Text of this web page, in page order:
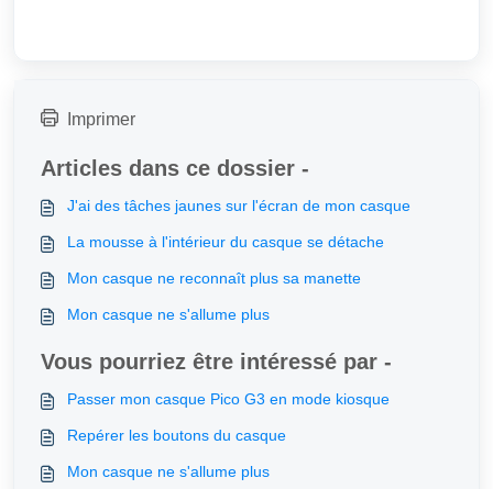
Imprimer
Articles dans ce dossier -
J'ai des tâches jaunes sur l'écran de mon casque
La mousse à l'intérieur du casque se détache
Mon casque ne reconnaît plus sa manette
Mon casque ne s'allume plus
Vous pourriez être intéressé par -
Passer mon casque Pico G3 en mode kiosque
Repérer les boutons du casque
Mon casque ne s'allume plus